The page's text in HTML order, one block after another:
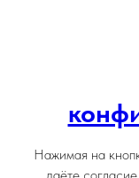
Нажимая на
даёте